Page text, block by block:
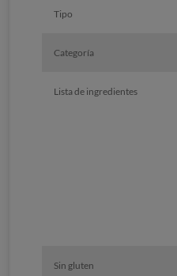
Tipo
Categoría
Lista de ingredientes
Sin gluten